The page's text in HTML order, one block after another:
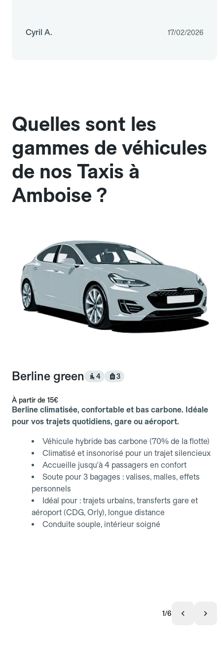
Cyril A. 17/02/2026
Quelles sont les
gammes de véhicules
de nos Taxis à
Amboise ?
Berline green 4 3
À partir de 15€
Berline climatisée, confortable et bas carbone. Idéale
pour vos trajets quotidiens, gare ou aéroport.
Véhicule hybride bas carbone (70% de la flotte)
Climatisé et insonorisé pour un trajet silencieux
Accueille jusqu'à 4 passagers en confort
Soute pour 3 bagages : valises, malles, effets
personnels
Idéal pour : trajets urbains, transferts gare et
aéroport (CDG, Orly), longue distance
Conduite souple, intérieur soigné
1/6